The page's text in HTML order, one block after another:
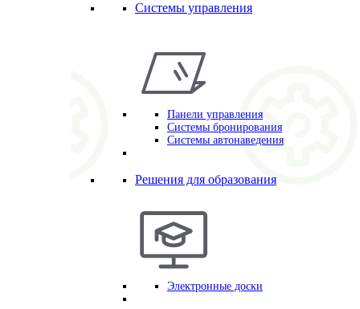
Системы управления
Панели управления
Системы бронирования
Системы автонаведения
Решения для образования
Электронные доски